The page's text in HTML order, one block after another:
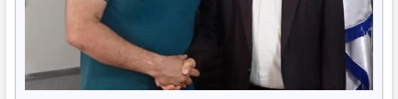
خوب در تهرانپارس
امنیت روان و آرامبخشی
شهر تهران